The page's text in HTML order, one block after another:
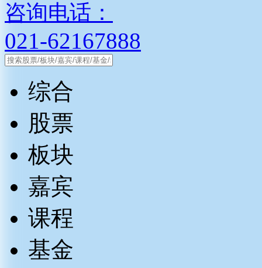
咨询电话：
021-62167888
综合
股票
板块
嘉宾
课程
基金